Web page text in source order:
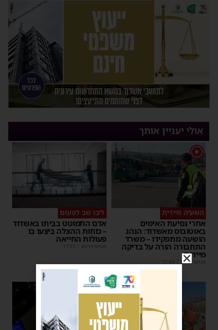
אולי יעניין אותך
1
השעיה מיידית
אחרי נסיעת האימים
באוטובוס מאשדוד: הנהג
הושעה מתפקידו – משרד
התחבורה הורה על בדיקה
מיידית
מנחם דויטש 17:44
ליבו שב לפעום
אדם התמוטט בביתו באשדוד
– כוחות ההצלה ביצעו בו
פעולות החייאה
מנחם דויטש 17:35
1